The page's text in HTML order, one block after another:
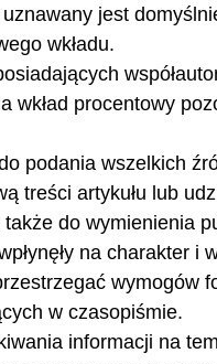
jest
wkładu.
wkład procentowy
podania wszelkich
treści artykułu lub
do wymienienia
na charakter i
wymogów
w czasopiśmie.
informacji na